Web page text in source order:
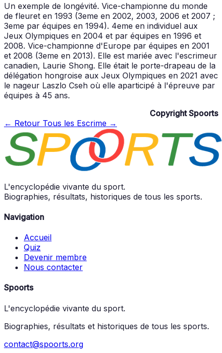
Un exemple de longévité. Vice-championne du monde
de fleuret en 1993 (3eme en 2002, 2003, 2006 et 2007 ;
3eme par équipes en 1994). 4eme en individuel aux
Jeux Olympiques en 2004 et par équipes en 1996 et
2008. Vice-championne d'Europe par équipes en 2001
et 2008 (3eme en 2013). Elle est mariée avec l'escrimeur
canadien, Laurie Shong. Elle était le porte-drapeau de la
délégation hongroise aux Jeux Olympiques en 2021 avec
le nageur Laszlo Cseh où elle aparticipé à l'épreuve par
équipes à 45 ans.
Copyright Spoorts
← Retour Tous les Escrime →
L'encyclopédie vivante du sport.
Biographies, résultats, historiques de tous les sports.
Navigation
Accueil
Quiz
Devenir membre
Nous contacter
Spoorts
L'encyclopédie vivante du sport.
Biographies, résultats et historiques de tous les sports.
contact@spoorts.org